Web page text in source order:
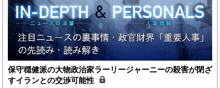
保守穏健派の大物政治家ラーリージャーニーの殺害が閉ざ
すイランとの交渉可能性